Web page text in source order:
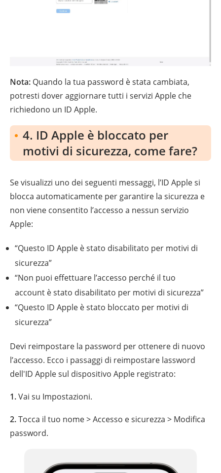
Nota: Quando la tua password è stata cambiata,
potresti dover aggiornare tutti i servizi Apple che
richiedono un ID Apple.
4. ID Apple è bloccato per
motivi di sicurezza, come fare?
Se visualizzi uno dei seguenti messaggi, l’ID Apple si
blocca automaticamente per garantire la sicurezza e
non viene consentito l’accesso a nessun servizio
Apple:
“Questo ID Apple è stato disabilitato per motivi di
sicurezza”
“Non puoi effettuare l’accesso perché il tuo
account è stato disabilitato per motivi di sicurezza”
“Questo ID Apple è stato bloccato per motivi di
sicurezza”
Devi reimpostare la password per ottenere di nuovo
l’accesso. Ecco i passaggi di reimpostare lassword
dell'ID Apple sul dispositivo Apple registrato:
1.Vai su Impostazioni.
2.Tocca il tuo nome > Accesso e sicurezza > Modifica
password.